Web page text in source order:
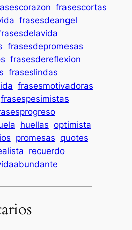
frasescortas
frasesdeangel
frasesdepromesas
frasesdereflexion
fraseslindas
frasesmotivadoras
frasespesimistas
huellas optimista
promesas quotes
recuerdo